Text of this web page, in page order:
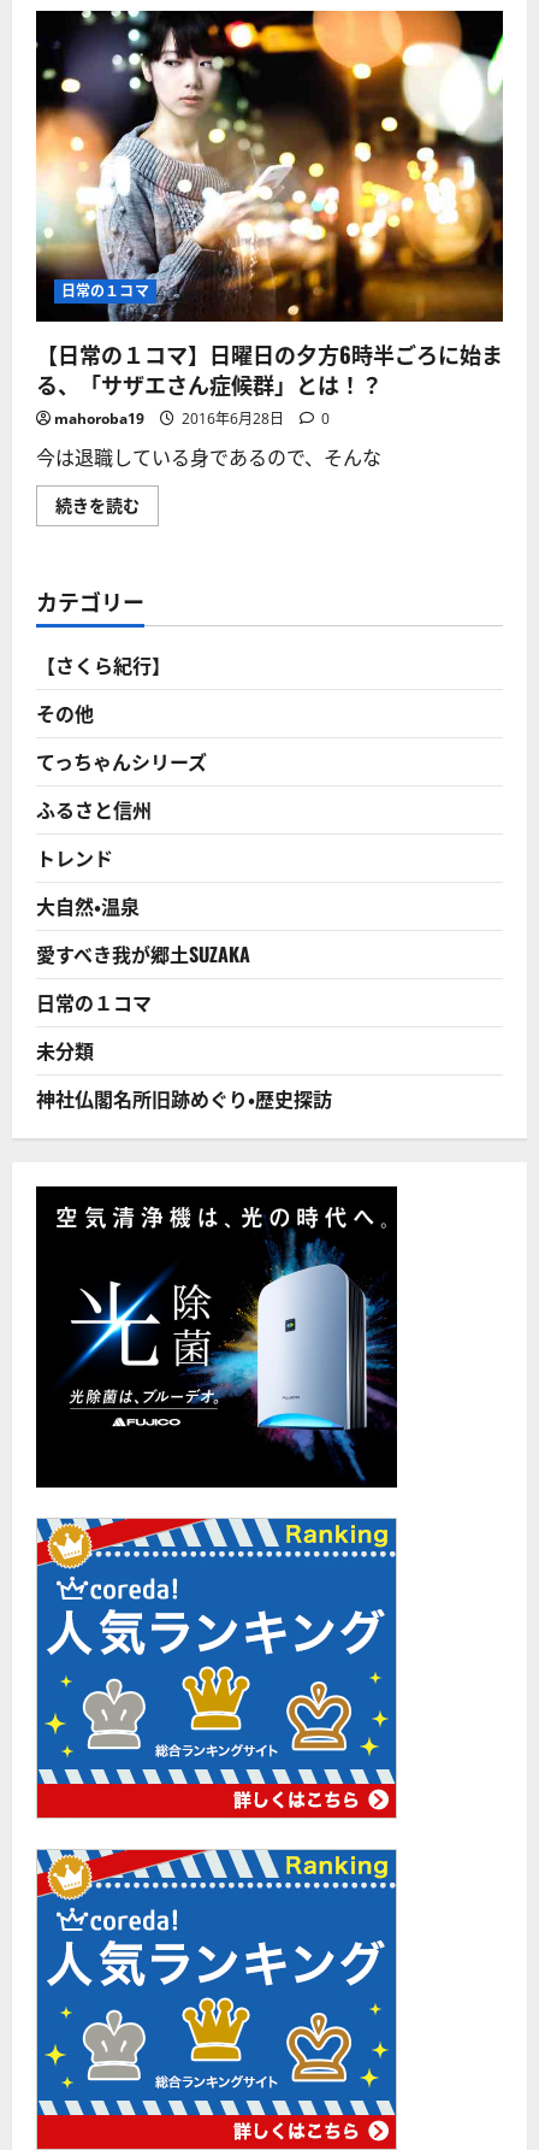
な
い！
東
大
卒
で
年
収
300
万
円。
油
断
が
招
い
た
転
落
生！
に
つ
い
て
ら
に
読
れ
か！？
「絶
対
忠
誠」
か
ら
「副
業
を
容
認」
す
る
大
手
企
業
増
加
中
そ
の
景
に
い
読
む
日常の１コマ
【日常の１コマ】日曜日の夕方6時半ごろに始ま
る、「サザエさん症候群」とは！？
mahoroba19 2016年6月28日 0
今は退職している身であるので、そんな
続きを読む
常
日
曜
の
夕
方
半
ご
ろ
に
始
ま
る、
さ
ん
症
候
群」
と
は！？
に
て
さ
ら
読
カテゴリー
【さくら紀行】
その他
てっちゃんシリーズ
ふるさと信州
トレンド
大自然・温泉
愛すべき我が郷土SUZAKA
日常の１コマ
未分類
神社仏閣名所旧跡めぐり・歴史探訪